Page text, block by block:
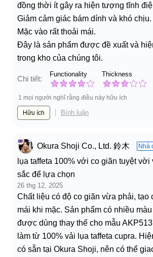
đồng thời ít gây ra hiện tượng tĩnh
Giảm cảm giác bám dính và khó chịu.
Mặc vào rất thoải mái.
Đây là sản phẩm được đề xuất và
trong kho của chúng tôi.
Chi tiết:
Functionality Thickness
1 mọi người nghĩ rằng điều này hữu ích
Hữu ích Bình luận
Okura Shoji Co., Ltd. 鈴木 Nhà
lụa taffeta 100% với co giãn tuyệt vời
sắc để lựa chọn
26 thg 12, 2025
Chất liệu có độ co giãn vừa phải, tạo
mái khi mặc. Sản phẩm có nhiều
được dùng thay thế cho mẫu
làm từ 100% vải lụa taffeta cupra.
có sẵn tại Okura Shoji, nên có thể